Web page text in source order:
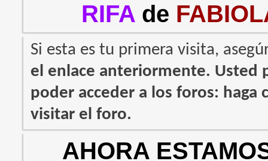
RIFA de
Si esta es tu primera visita,
el enlace anteriormente. Usted
poder acceder a los foros: haga
visitar el foro.
AHORA